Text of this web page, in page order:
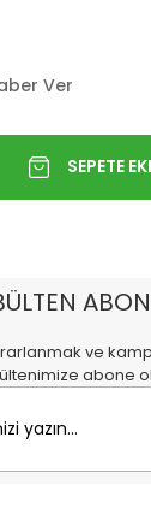
Ver
ve
abone